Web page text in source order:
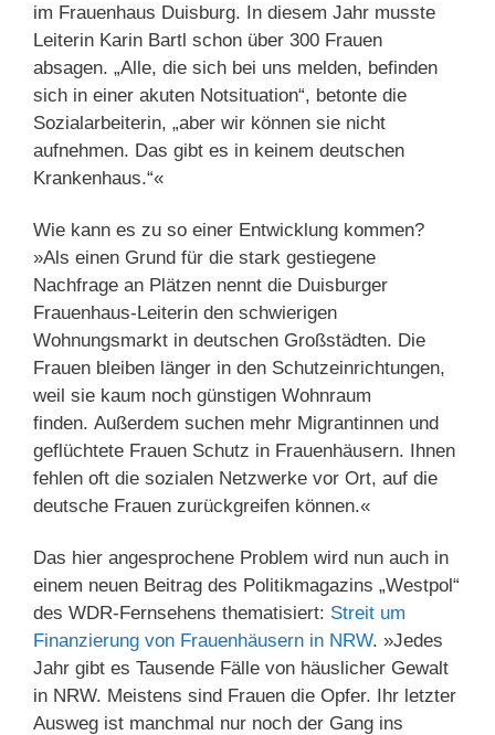
im Frauenhaus Duisburg. In diesem Jahr musste
Leiterin Karin Bartl schon über 300 Frauen
absagen. „Alle, die sich bei uns melden, befinden
sich in einer akuten Notsituation“, betonte die
Sozialarbeiterin, „aber wir können sie nicht
aufnehmen. Das gibt es in keinem deutschen
Krankenhaus.“«
Wie kann es zu so einer Entwicklung kommen?
»Als einen Grund für die stark gestiegene
Nachfrage an Plätzen nennt die Duisburger
Frauenhaus-Leiterin den schwierigen
Wohnungsmarkt in deutschen Großstädten. Die
Frauen bleiben länger in den Schutzeinrichtungen,
weil sie kaum noch günstigen Wohnraum
finden. Außerdem suchen mehr Migrantinnen und
geflüchtete Frauen Schutz in Frauenhäusern. Ihnen
fehlen oft die sozialen Netzwerke vor Ort, auf die
deutsche Frauen zurückgreifen können.«
Das hier angesprochene Problem wird nun auch in
einem neuen Beitrag des Politikmagazins „Westpol“
des WDR-Fernsehens thematisiert: Streit um
Finanzierung von Frauenhäusern in NRW. »Jedes
Jahr gibt es Tausende Fälle von häuslicher Gewalt
in NRW. Meistens sind Frauen die Opfer. Ihr letzter
Ausweg ist manchmal nur noch der Gang ins